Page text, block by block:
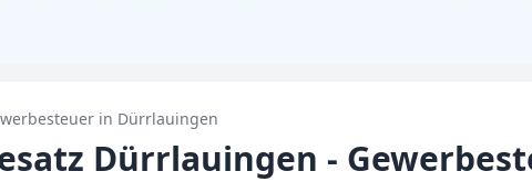
in Dürrlauingen
Dürrlauingen -